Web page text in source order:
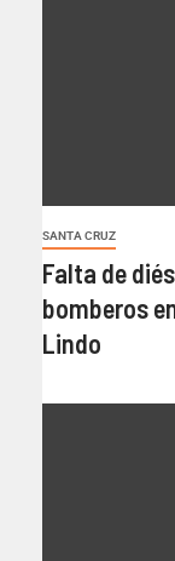
SANTA CRUZ
Falta de
bomberos
Lindo